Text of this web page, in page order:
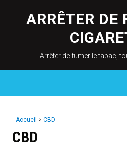
ARRÊTER DE
Arrêter de fumer le tabac,
Accueil > CBD
CBD